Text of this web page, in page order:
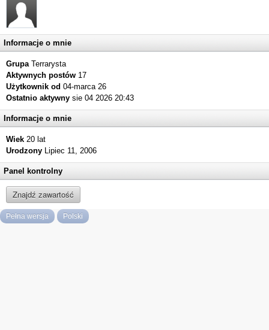
Informacje o mnie
GrupaTerrarysta
Aktywnych postów 17
Użytkownik od 04-marca 26
Ostatnio aktywny sie 04 2026 20:43
Informacje o mnie
Wiek 20 lat
Urodzony Lipiec 11, 2006
Panel kontrolny
Znajdź zawartość
Pełna wersja Polski